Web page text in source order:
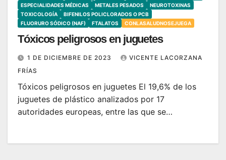
ESPECIALIDADES MÉDICAS
METALES PESADOS
NEUROTOXINAS
TOXICOLOGÍA
BIFENILOS POLICLORADOS O PCB
FLUORURO SÓDICO (NAF)
FTALATOS CONLASALUDNOSEJUEGA
Tóxicos peligrosos en juguetes
1 DE DICIEMBRE DE 2023
VICENTE LACORZANA
FRÍAS
Tóxicos peligrosos en juguetes El 19,6% de los
juguetes de plástico analizados por 17
autoridades europeas, entre las que se…